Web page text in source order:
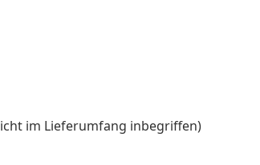
im Lieferumfang inbegriffen)